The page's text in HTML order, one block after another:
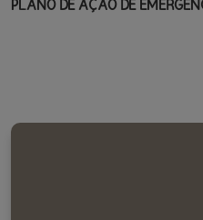
PLANO DE AÇÃO DE